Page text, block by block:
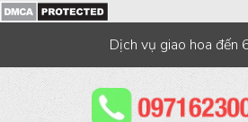
content
Dịch vụ giao hoa đến